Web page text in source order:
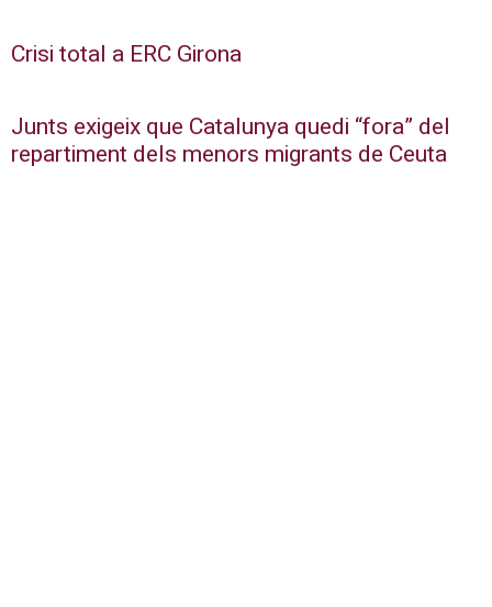
Crisi total a ERC Girona
Junts exigeix que Catalunya quedi “fora” del
repartiment dels menors migrants de Ceuta